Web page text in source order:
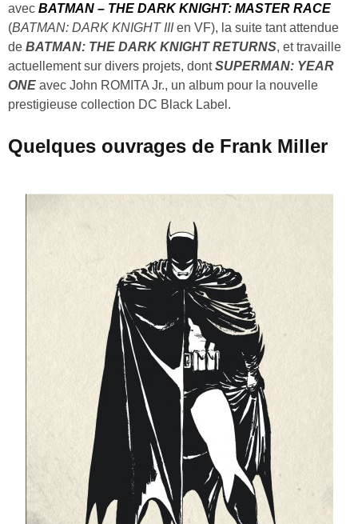
avec BATMAN – THE DARK KNIGHT: MASTER RACE
(BATMAN: DARK KNIGHT IIIen VF), la suite tant attendue
de BATMAN: THE DARK KNIGHT RETURNS, et travaille
actuellement sur divers projets, dontSUPERMAN: YEAR
ONE avec John ROMITA Jr., un album pour la nouvelle
prestigieuse collection DC Black Label.
Quelques ouvrages de Frank Miller